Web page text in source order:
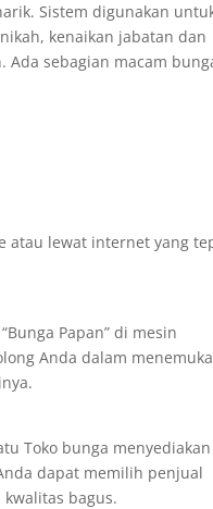
Sistem digunakan
kenaikan jabatan dan
Ada sebagian macam
atau lewat internet yang
Papan” di mesin
Anda dalam
Toko bunga menyediakan
dapat memilih penjual
bagus.